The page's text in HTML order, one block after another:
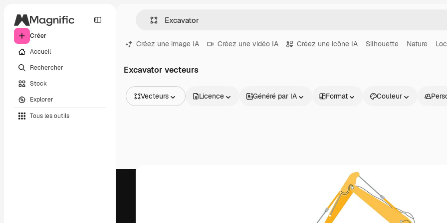
Créer
Accueil
Rechercher
Stock
Explorer
Tous les outils
Créez une image IA Créez une vidéo IA Créez une icône IA Silhouette Nature
Excavator vecteurs
Vecteurs
Vidéos
Licence Généré par IA Format Couleur
Produits Commencer